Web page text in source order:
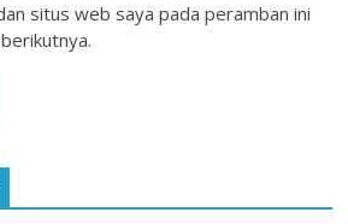
situs web saya pada peramban ini